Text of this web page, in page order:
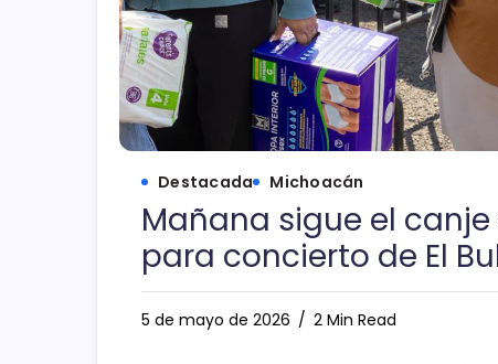
Destacada Michoacán
Mañana sigue el
para concierto de El
5 de mayo de 2026 2 Min Read